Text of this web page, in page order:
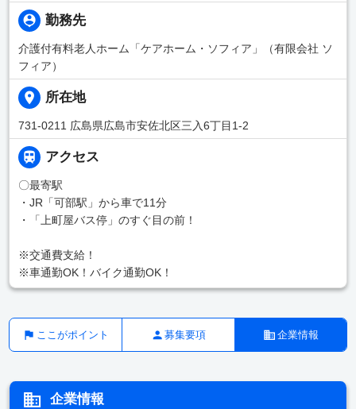
勤務先
介護付有料老人ホーム「ケアホーム・ソフィア」（有限会社 ソ
フィア）
所在地
731-0211 広島県広島市安佐北区三入6丁目1-2
アクセス
〇最寄駅
・JR「可部駅」から車で11分
・「上町屋バス停」のすぐ目の前！
※交通費支給！
※車通勤OK！バイク通勤OK！
ここがポイント 募集要項 企業情報
企業情報